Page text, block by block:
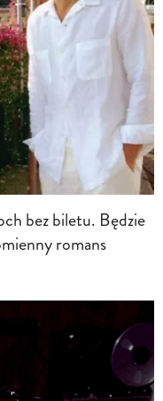
bez biletu. Będzie
romans